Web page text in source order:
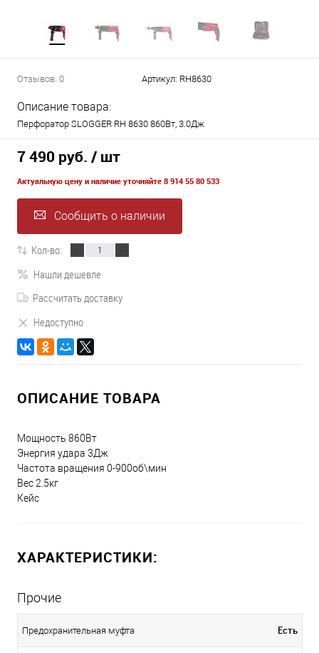
Отзывов: 0 Артикул: RH8630
Описание товара:
Перфоратор SLOGGER RH 8630 860Вт, 3.0Дж
7 490 руб. / шт
Актуальную цену и наличие уточняйте 8 914 55 80 533
Сообщить о наличии
Кол-во:
Нашли дешевле
Рассчитать доставку
Недоступно
ОПИСАНИЕ ТОВАРА
Мощность 860Вт
Энергия удара 3Дж
Частота вращения 0-900об\мин
Вес 2.5кг
Кейс
ХАРАКТЕРИСТИКИ:
Прочие
Предохранительная муфта Есть